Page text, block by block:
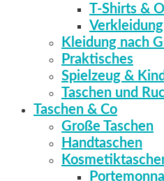
T-Shirts &
Verkleidung
Kleidung nach
Praktisches
Spielzeug &
Taschen und
Taschen & Co
Große Taschen
Handtaschen